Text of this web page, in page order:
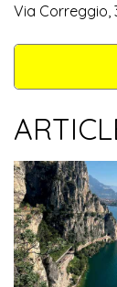
Via Correggio,